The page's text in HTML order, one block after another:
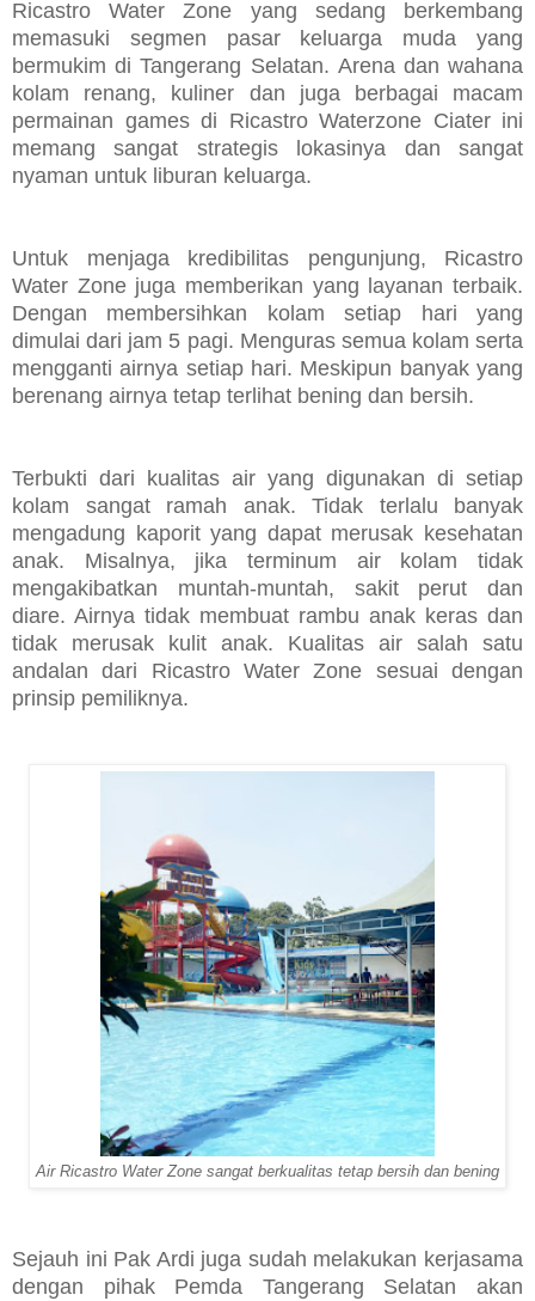
Ricastro Water Zone yang sedang berkembang
memasuki segmen pasar keluarga muda yang
bermukim di Tangerang Selatan. Arena dan wahana
kolam renang, kuliner dan juga berbagai macam
permainan games di Ricastro Waterzone Ciater ini
memang sangat strategis lokasinya dan sangat
nyaman untuk liburan keluarga.
Untuk menjaga kredibilitas pengunjung, Ricastro
Water Zone juga memberikan yang layanan terbaik.
Dengan membersihkan kolam setiap hari yang
dimulai dari jam 5 pagi. Menguras semua kolam serta
mengganti airnya setiap hari. Meskipun banyak yang
berenang airnya tetap terlihat bening dan bersih.
Terbukti dari kualitas air yang digunakan di setiap
kolam sangat ramah anak. Tidak terlalu banyak
mengadung kaporit yang dapat merusak kesehatan
anak. Misalnya, jika terminum air kolam tidak
mengakibatkan muntah-muntah, sakit perut dan
diare. Airnya tidak membuat rambu anak keras dan
tidak merusak kulit anak. Kualitas air salah satu
andalan dari Ricastro Water Zone sesuai dengan
prinsip pemiliknya.
Air Ricastro Water Zone sangat berkualitas tetap bersih dan bening
Sejauh ini Pak Ardi juga sudah melakukan kerjasama
dengan pihak Pemda Tangerang Selatan akan